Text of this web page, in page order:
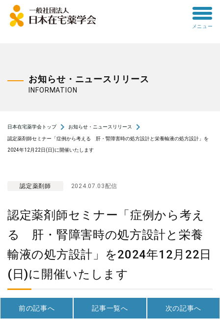
toggle
メニュー
お知らせ・ニュースリリース
INFORMATION
日本在宅薬学会トップnavigate_next お知らせ・ニュースリリース navigate_next
認定薬剤師セミナー「症例から考える 肝・腎障害時の処方設計と栄養輸液の処方設計」を
2024年12月22日(日)に開催いたします
認定薬剤師 2024.07.03配信
認定薬剤師セミナー「症例から考え
る 肝・腎障害時の処方設計と栄養
輸液の処方設計」を2024年12月22日
(日)に開催いたします
前の記事へ 記事一覧へ 次の記事へ